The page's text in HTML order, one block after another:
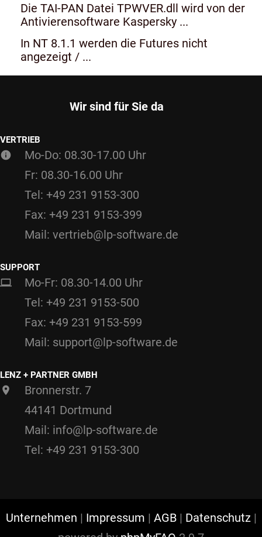
Die TAI-PAN Datei TPWVER.dll wird von der
Antivierensoftware Kaspersky ...
In NT 8.1.1 werden die Futures nicht
angezeigt / ...
Wir sind für Sie da
VERTRIEB
Mo-Do: 08.30-17.00 Uhr
Fr: 08.30-16.00 Uhr
Tel: +49 231 9153-300
Fax: +49 231 9153-399
Mail: vertrieb@lp-software.de
SUPPORT
Mo-Fr: 08.30-14.00 Uhr
Tel: +49 231 9153-500
Fax: +49 231 9153-599
Mail: support@lp-software.de
LENZ + PARTNER GMBH
Bronnerstr. 7
44141 Dortmund
Mail: info@lp-software.de
Tel: +49 231 9153-300
Unternehmen | Impressum | AGB | Datenschutz|